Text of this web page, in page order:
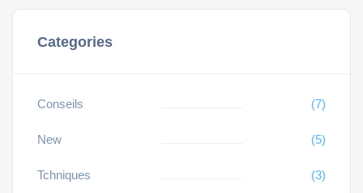
Categories
Conseils (7)
New (5)
Tchniques (3)